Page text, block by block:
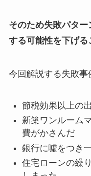
そのため失敗パタ
する可能性を下げる
今回解説する失敗事
節税効果以上の
新築ワンルーム
費がかさんだ
銀行に噓をつき
住宅ローンの繰